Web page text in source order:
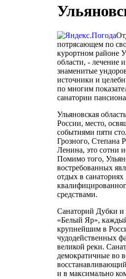
потрясающем по
курортном районе
области, - лечение
знаменитые
источники и
по многим
санатории
Ульяновская
России, место,
событиями пяти
Грозного, Степана
Ленина, это сотни
Помимо того,
востребованных
отдых в
средствами.
Санаторий Дубки
«Белый Яр»,
крупнейшим в
чудодейственных
великой реки.
демократичные во
и в максимально